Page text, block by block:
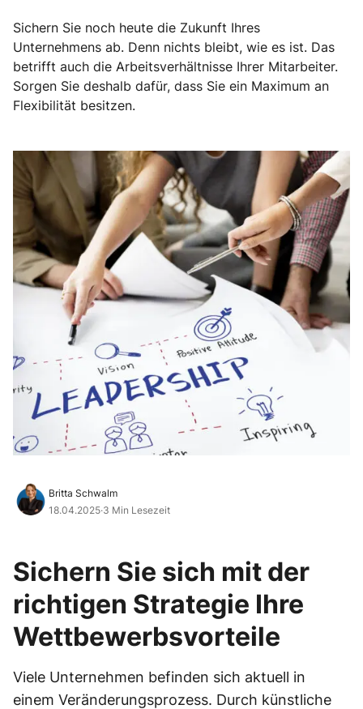
Sichern Sie noch heute die Zukunft Ihres
Unternehmens ab. Denn nichts bleibt, wie es ist. Das
betrifft auch die Arbeitsverhältnisse Ihrer Mitarbeiter.
Sorgen Sie deshalb dafür, dass Sie ein Maximum an
Flexibilität besitzen.
Britta Schwalm
18.04.2025·3 Min Lesezeit
Sichern Sie sich mit der
richtigen Strategie Ihre
Wettbewerbsvorteile
Viele Unternehmen befinden sich aktuell in
einem Veränderungsprozess. Durch künstliche